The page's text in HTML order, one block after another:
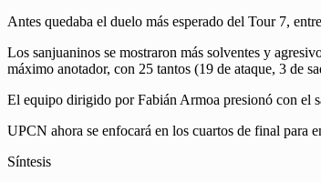
Antes quedaba el duelo más esperado del Tour 7,
Los sanjuaninos se mostraron más solventes y
máximo anotador, con 25 tantos (19 de ataque, 3 de
El equipo dirigido por Fabián Armoa presionó con el
UPCN ahora se enfocará en los cuartos de final para
Síntesis